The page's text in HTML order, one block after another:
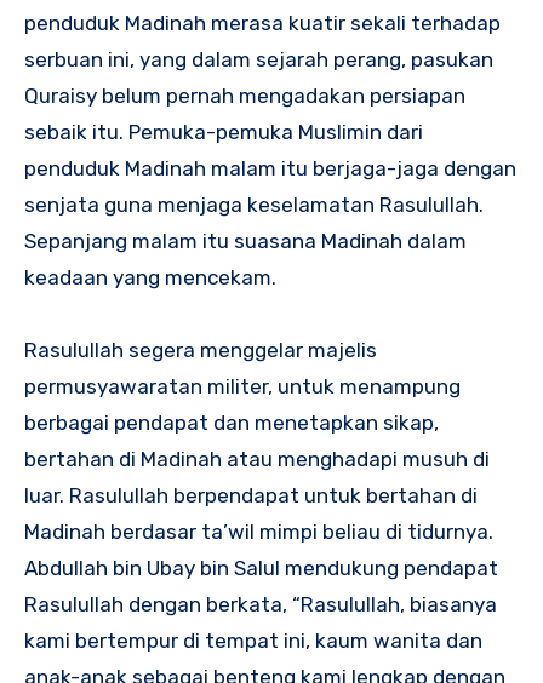
penduduk Madinah merasa kuatir sekali terhadap
serbuan ini, yang dalam sejarah perang, pasukan
Quraisy belum pernah mengadakan persiapan
sebaik itu. Pemuka-pemuka Muslimin dari
penduduk Madinah malam itu berjaga-jaga dengan
senjata guna menjaga keselamatan Rasulullah.
Sepanjang malam itu suasana Madinah dalam
keadaan yang mencekam.
Rasulullah segera menggelar majelis
permusyawaratan militer, untuk menampung
berbagai pendapat dan menetapkan sikap,
bertahan di Madinah atau menghadapi musuh di
luar. Rasulullah berpendapat untuk bertahan di
Madinah berdasar ta’wil mimpi beliau di tidurnya.
Abdullah bin Ubay bin Salul mendukung pendapat
Rasulullah dengan berkata, “Rasulullah, biasanya
kami bertempur di tempat ini, kaum wanita dan
anak-anak sebagai benteng kami lengkap dengan